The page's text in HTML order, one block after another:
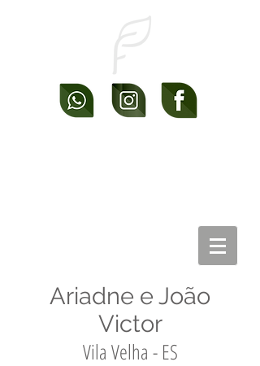
Ariadne e João
Victor
Vila Velha - ES